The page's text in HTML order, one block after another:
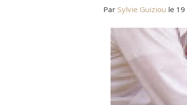
Par Sylvie Guiziou le